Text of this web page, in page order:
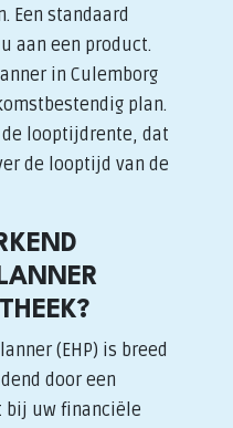
Een standaard
aan een product.
in Culemborg
plan.
de looptijdrente, dat
de looptijd van de
(EHP) is breed
door een
bij uw financiële